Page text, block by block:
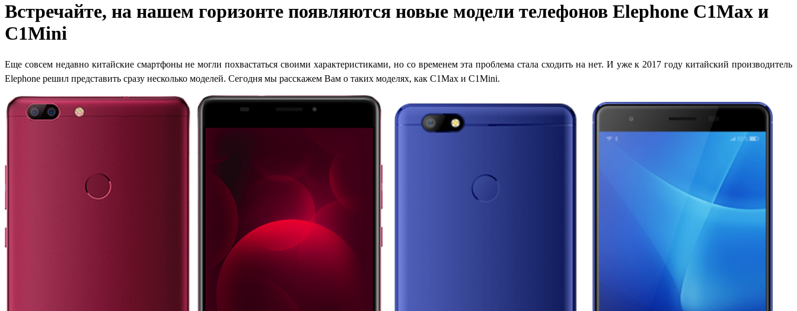
Встречайте, на нашем горизонте появляются новые модели телефонов Elephone C1Max и
C1Mini
Еще совсем недавно китайские смартфоны не могли похвастаться своими характеристиками, но со временем эта проблема стала сходить на нет. И уже к 2017 году китайский производитель
Elephone решил представить сразу несколько моделей. Сегодня мы расскажем Вам о таких моделях, как C1Max и C1Mini.